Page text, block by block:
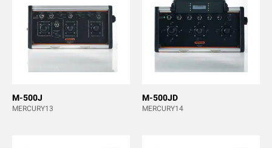
M-500J
MERCURY13
M-500JD
MERCURY14